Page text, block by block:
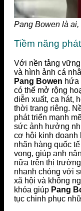
Pang Bowen là
Tiềm năng
Với nền tảng
và hình ảnh cá
Pang Bowen hứa
có thể mở rộng
diễn xuất, ca hát,
thời trang riêng.
phát triển mạnh
sức ảnh hưởng
cơ hội kinh doanh
nhãn hàng quốc
vọng, giúp anh
nữa trên thị
nhanh chóng với
xã hội và không
khóa giúp Pang
tục chinh phục